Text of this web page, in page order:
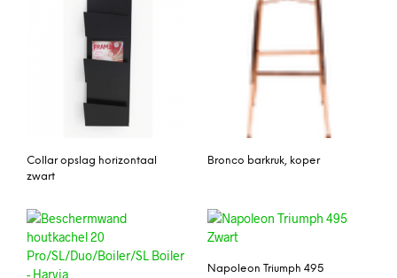
Collar opslag horizontaal
zwart
Bronco barkruk, koper
Napoleon Triumph 495